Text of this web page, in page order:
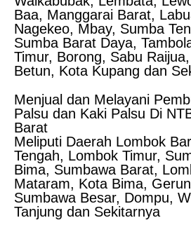
Baa, Manggarai Barat,
Nagekeo, Mbay, Sumba
Sumba Barat Daya,
Timur, Borong, Sabu
Betun, Kota Kupang dan
Menjual dan Melayani
Palsu dan Kaki Palsu Di
Barat
Meliputi Daerah Lombok
Tengah, Lombok Timur,
Bima, Sumbawa Barat,
Mataram, Kota Bima,
Sumbawa Besar, Dompu,
Tanjung dan Sekitarnya